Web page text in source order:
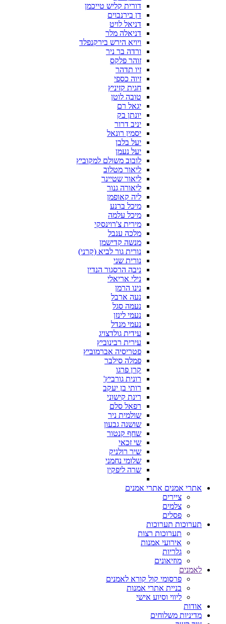
דורית קליש טייכמן
דן בירנבוים
דניאל לויט
דניאלה מלר
ויויא הירש בירקנפלד
ורדה בר ניר
זוהר פלקס
זיו תדהר
זיוה כספי
חגית קזיניץ
טובה לוטן
יגאל רם
יונתן בק
יניב דרור
יסמין רונאל
יעל בלבן
יעל נעמן
לובוב משולם למקוביץ
ליאור מטלוב
ליאור שטיינר
ליאורה גנור
ליה קאופמן
מיכל ברנע
מיכל עלמה
מירית צ'רוינסקי
מלכה ענבל
מנשה קדישמן
נורית גור לביא (קרני)
נורית שני
ניבה הרסגור הנדין
נילי אריאלי
נינו הרמן
נעה ארבל
נעמה סגל
נעמי לינזן
נעמי מנדל
עידית גולדצויג
עירית רבינוביץ
פטריסיה אברמוביץ
פמלה סילבר
קרן פרגו
רונית גורביץ'
רותי בן יעקב
רינת קישוני
רפאל סלם
שולמית ניר
שושנה גבעון
שחף קנטור
שי זכאי
שיר רולניק
שלומי נחמני
שרה ליפקין
אתרי אמנים אתרי אמנים
ציירים
צלמים
פסלים
תערוכות תערוכות
תערוכות רצות
אירועי אמנות
גלריות
מוזיאונים
לאמנים
פרסומי קול קורא לאמנים
בניית אתרי אמנות
ליווי וסיוע אישי
אודות
מדיניות משלוחים